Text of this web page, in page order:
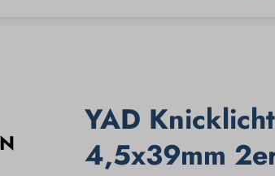
YAD
4,5x39mm